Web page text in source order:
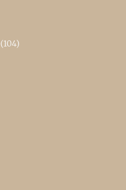
(104)